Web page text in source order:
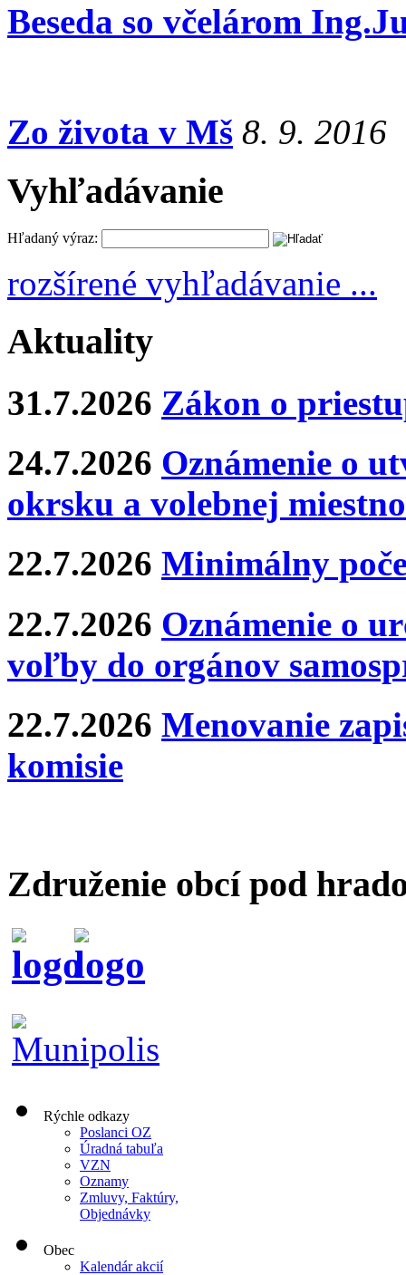
Beseda so včelárom
Zo života v Mš 8. 9. 2016
Vyhľadávanie
Hľadaný výraz:
rozšírené vyhľadávanie ...
Aktuality
31.7.2026 Zákon o
24.7.2026 Oznámenie o
okrsku a volebnej
22.7.2026 Minimálny
22.7.2026 Oznámenie o
voľby do orgánov
22.7.2026 Menovanie
komisie
Združenie obcí pod
Rýchle odkazy
Poslanci OZ
Úradná tabuľa
VZN
Oznamy
Zmluvy, Faktúry,
Objednávky
Obec
Kalendár akcií